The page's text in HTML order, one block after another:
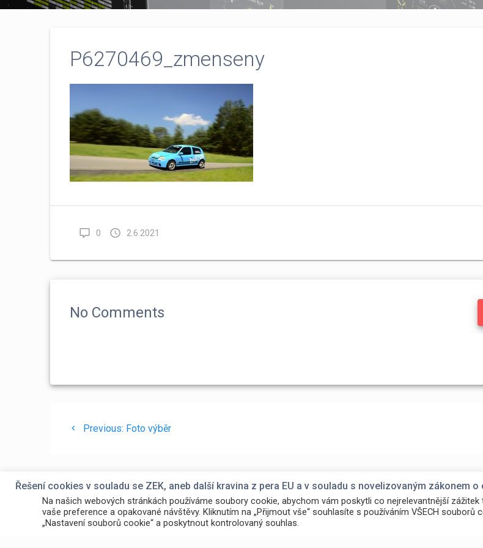
P6270469_zmenseny
0 2.6.2021
No Comments
Navigace
příspěvek
Previous: Previous
Foto výběr
Řešení cookies v souladu se ZEK, aneb další kravina z pera EU a v souladu s novelizovaným zákonem o
Na našich webových stránkách používáme soubory cookie, abychom vám poskytli co nejrelevantnější zážitek
vaše preference a opakované návštěvy. Kliknutím na „Přijmout vše“ souhlasíte s používáním VŠECH souborů
„Nastavení souborů cookie“ a poskytnout kontrolovaný souhlas.